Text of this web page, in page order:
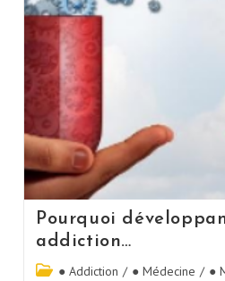
Pourquoi
addiction…
● Addiction / ● Médecine / ●